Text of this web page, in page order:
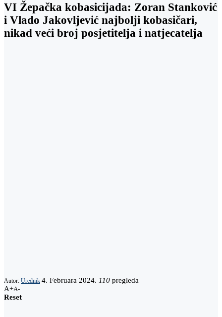
VI Žepačka kobasicijada: Zoran Stanković
i Vlado Jakovljević najbolji kobasičari,
nikad veći broj posjetitelja i natjecatelja
Autor: Urednik 4. Februara 2024. 110 pregleda
A+A-
Reset